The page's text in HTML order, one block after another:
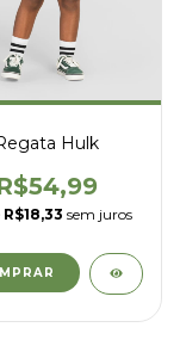
Hulk
R$18,33 sem juros